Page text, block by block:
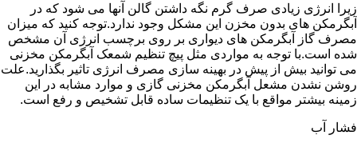
زیرا انرژی زیادی صرف گرم نگه داشتن گالن آنها می شود که در
آبگرمکن های بدون مخزن این مشکل وجود ندارد.توجه کنید که میزان
مصرف گاز آبگرمکن های دیواری بر روی برچسب انرژی آن مشخص
شده است.با توجه به مواردی مثل پیچ تنظیم شمعک آبگرمکن مخزنی
می توانید بیش از پیش در بهینه سازی مصرف انرژی تاثیر بگذارید.علت
روشن نشدن مشعل آبگرمکن مخزنی گازی و موارد مشابه در این
زمینه بیشتر مواقع با یک تنظیمات ساده قابل تشخیص و رفع است.
فشار آب